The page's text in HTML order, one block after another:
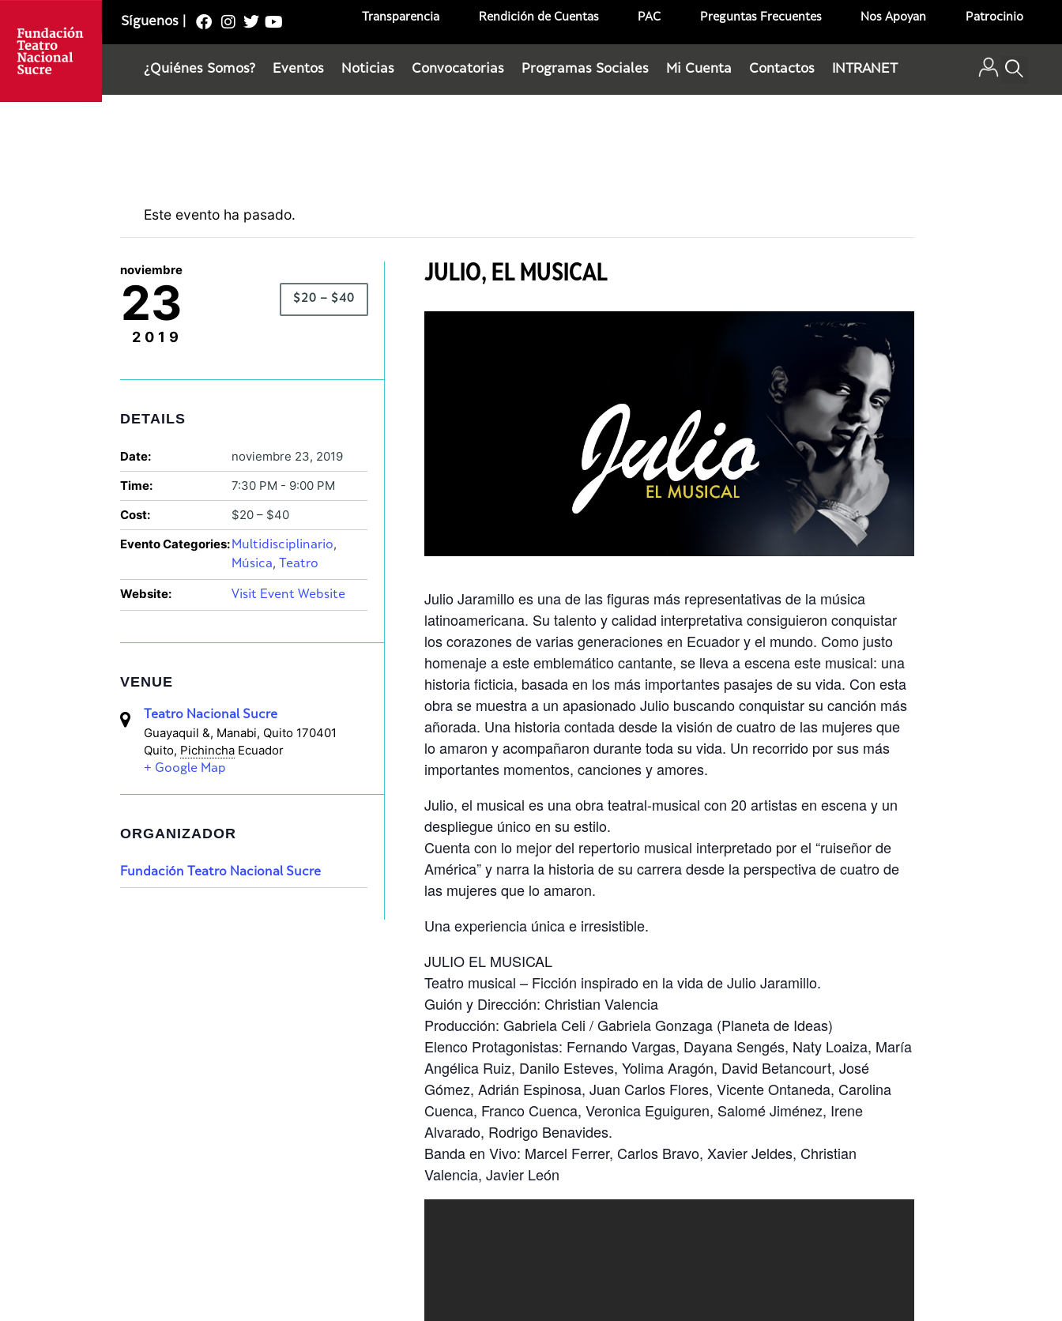
Síguenos Transparencia Rendición de Cuentas PAC Preguntas Frecuentes Nos Apoyan Patrocinio
¿Quiénes Somos? Eventos Noticias Convocatorias Programas Sociales Mi Cuenta Contactos INTRANET
Este evento ha pasado.
JULIO, EL MUSICAL
Julio Jaramillo es una de las figuras más representativas de la música
latinoamericana. Su talento y calidad interpretativa consiguieron conquistar
los corazones de varias generaciones en Ecuador y el mundo. Como justo
homenaje a este emblemático cantante, se lleva a escena este musical: una
historia ficticia, basada en los más importantes pasajes de su vida. Con esta
obra se muestra a un apasionado Julio buscando conquistar su canción más
añorada. Una historia contada desde la visión de cuatro de las mujeres que
lo amaron y acompañaron durante toda su vida. Un recorrido por sus más
importantes momentos, canciones y amores.
Julio, el musical es una obra teatral-musical con 20 artistas en escena y un
despliegue único en su estilo.
Cuenta con lo mejor del repertorio musical interpretado por el “ruiseñor de
América” y narra la historia de su carrera desde la perspectiva de cuatro de
las mujeres que lo amaron.
Una experiencia única e irresistible.
JULIO EL MUSICAL
Teatro musical – Ficción inspirado en la vida de Julio Jaramillo.
Guión y Dirección: Christian Valencia
Producción: Gabriela Celi / Gabriela Gonzaga (Planeta de Ideas)
Elenco Protagonistas: Fernando Vargas, Dayana Sengés, Naty Loaiza, María
Angélica Ruiz, Danilo Esteves, Yolima Aragón, David Betancourt, José
Gómez, Adrián Espinosa, Juan Carlos Flores, Vicente Ontaneda, Carolina
Cuenca, Franco Cuenca, Veronica Eguiguren, Salomé Jiménez, Irene
Alvarado, Rodrigo Benavides.
Banda en Vivo: Marcel Ferrer, Carlos Bravo, Xavier Jeldes, Christian
Valencia, Javier León
noviembre
23
2019
$20 – $40
DETAILS
Date:
noviembre 23, 2019
Time:
7:30 PM - 9:00 PM
Cost:
$20 – $40
Evento Categories: Multidisciplinario,
Música, Teatro
Website: Visit Event Website
VENUE
Teatro Nacional Sucre
Guayaquil &, Manabi, Quito 170401
Quito, Pichincha Ecuador
+ Google Map
ORGANIZADOR
Fundación Teatro Nacional Sucre